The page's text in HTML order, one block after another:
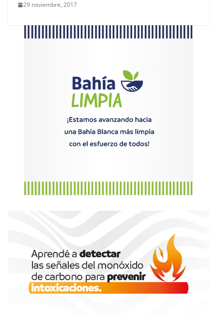
29 noviembre, 2017